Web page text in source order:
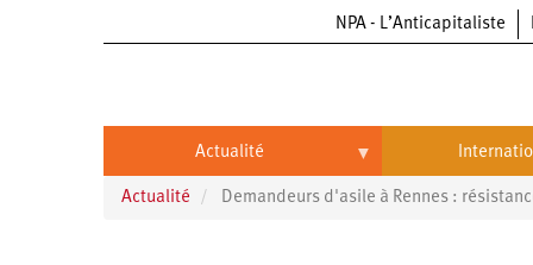
NPA - L’Anticapitaliste
Actualité
Actualité International
Actualité Demandeurs d'asile à Rennes :